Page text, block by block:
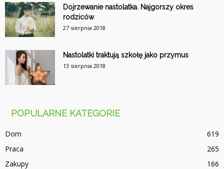
Dojrzewanie nastolatka. Najgorszy okres
rodziców
27 sierpnia 2018
Nastolatki traktują szkołę jako przymus
13 sierpnia 2018
POPULARNE KATEGORIE
Dom
619
Praca
265
Zakupy
166